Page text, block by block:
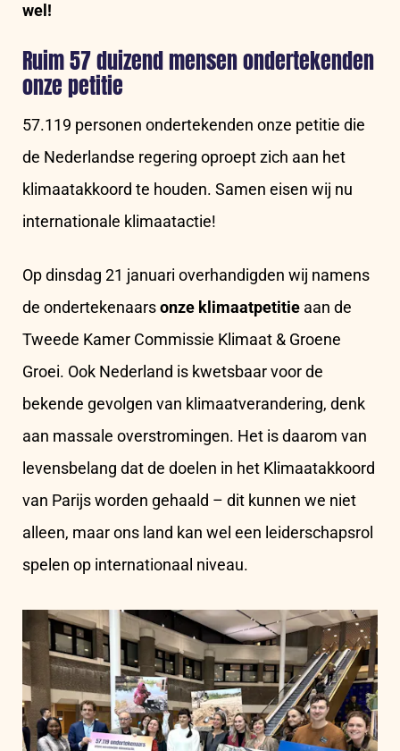
wel!
Ruim 57 duizend mensen ondertekenden
onze petitie
57.119 personen ondertekenden onze petitie die
de Nederlandse regering oproept zich aan het
klimaatakkoord te houden. Samen eisen wij nu
internationale klimaatactie!
Op dinsdag 21 januari overhandigden wij namens
de ondertekenaarsonze klimaatpetitie aan de
Tweede Kamer Commissie Klimaat & Groene
Groei. Ook Nederland is kwetsbaar voor de
bekende gevolgen van klimaatverandering, denk
aan massale overstromingen. Het is daarom van
levensbelang dat de doelen in het Klimaatakkoord
van Parijs worden gehaald – dit kunnen we niet
alleen, maar ons land kan wel een leiderschapsrol
spelen op internationaal niveau.